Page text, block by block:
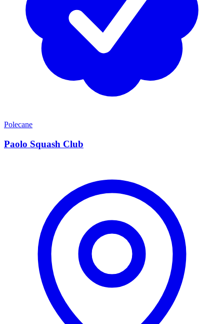
Polecane
Paolo Squash Club